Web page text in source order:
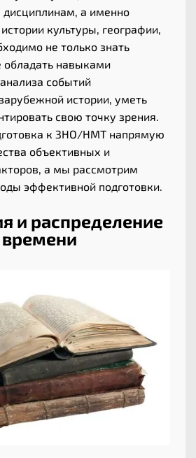
а именно
культуры, географии,
не только знать
навыками
событий
истории, уметь
свою точку зрения.
к ЗНО/НМТ напрямую
объективных и
а мы рассмотрим
эффективной подготовки.
и распределение
времени